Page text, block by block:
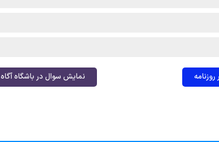
نمایش سوال در باشگاه آگاه